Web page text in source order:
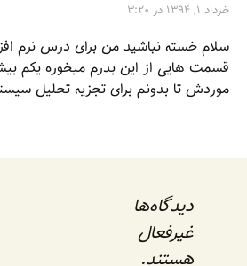
خرداد ۱, ۱۳۹۴ در ۳:۲۰
سلام خسته نباشید من برای درس نرم
قسمت هایی از این بدرم میخوره یکم
موردش تا بدونم برای تجزیه تحلیل
دیدگاه‌ها
غیرفعال
هستند.